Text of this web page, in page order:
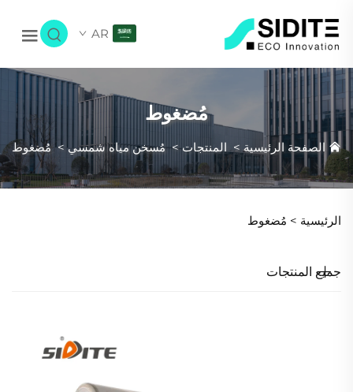
AR
مُضغوط
الصفحة الرئيسية> المنتجات>مُسخن مياه شمسي> مُضغوط
الرئيسية > مُضغوط
جميع المنتجات